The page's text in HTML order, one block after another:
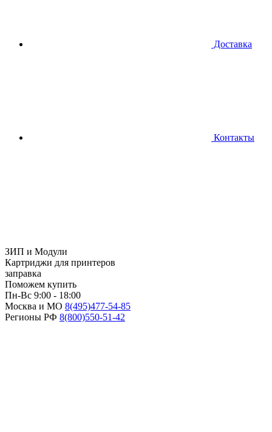
Доставка
Контакты
ЗИП и Модули
Картриджи для принтеров
заправка
Поможем купить
Пн-Вс 9:00 - 18:00
Москва и МО 8(495)477-54-85
Регионы РФ 8(800)550-51-42